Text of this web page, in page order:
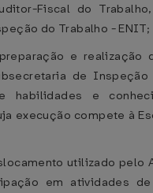
Fiscal do
do Trabalho - ENIT;
e realização
de Inspeção
habilidades e
execução compete à
utilizado pelo
em atividades